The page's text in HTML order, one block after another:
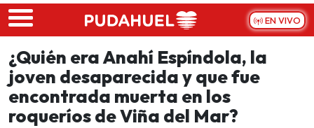
Skip to main content
EN VIVO
¿Quién era Anahí Espíndola, la
joven desaparecida y que fue
encontrada muerta en los
roqueríos de Viña del Mar?